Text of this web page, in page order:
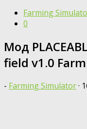
Farming
0
Мод
field v1.0
- Farming Simulator·